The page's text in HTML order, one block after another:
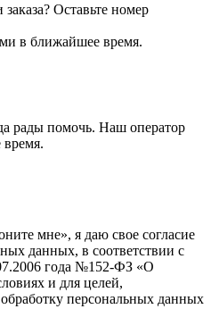
Оставьте номер
в ближайшее время.
рады помочь. Наш оператор
мне», я даю свое согласие
данных, в соответствии с
года №152-ФЗ «О
и для целей,
персональных данных